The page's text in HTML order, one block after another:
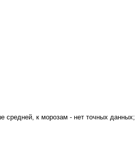
средней, к морозам - нет точных данных;